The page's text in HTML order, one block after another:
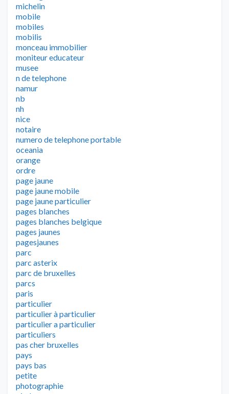
michelin
mobile
mobiles
mobilis
monceau immobilier
moniteur educateur
musee
n de telephone
namur
nb
nh
nice
notaire
numero de telephone portable
oceania
orange
ordre
page jaune
page jaune mobile
page jaune particulier
pages blanches
pages blanches belgique
pages jaunes
pagesjaunes
parc
parc asterix
parc de bruxelles
parcs
paris
particulier
particulier à particulier
particulier a particulier
particuliers
pas cher bruxelles
pays
pays bas
petite
photographie